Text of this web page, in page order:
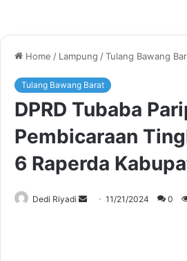
Home / Lampung /Tulang Bawang
Tulang Bawang Barat
DPRD Tubaba
Pembicaraan
6 Raperda
Dedi Riyadi
Send11/21/2024 0